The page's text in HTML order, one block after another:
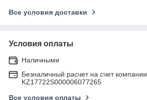
Все условия доставки
Условия оплаты
Наличными
Безналичный расчет на счет компании
KZ17722S000006077265
Все условия оплаты